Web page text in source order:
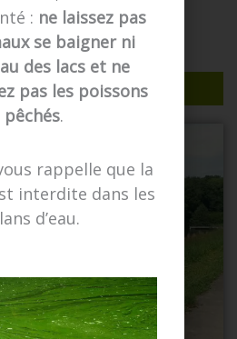
e r
a
m
i
n
TRAVAUX
: ne laissez pas
se baigner ni
des lacs et ne
pas les poissons
pêchés.
rappelle que la
interdite dans les
d’eau.